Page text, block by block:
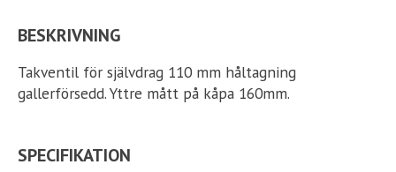
BESKRIVNING
Takventil för självdrag 110 mm håltagning
gallerförsedd. Yttre mått på kåpa 160mm.
SPECIFIKATION